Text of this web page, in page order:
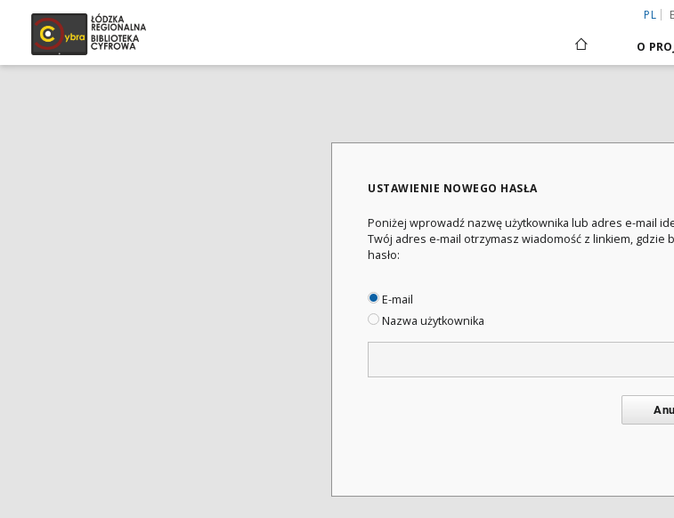
PL
O
USTAWIENIE NOWEGO HASŁA
Poniżej wprowadź nazwę użytkownika lub adres e-mail
Twój adres e-mail otrzymasz wiadomość z linkiem, gdzie
hasło:
E-mail
Nazwa użytkownika